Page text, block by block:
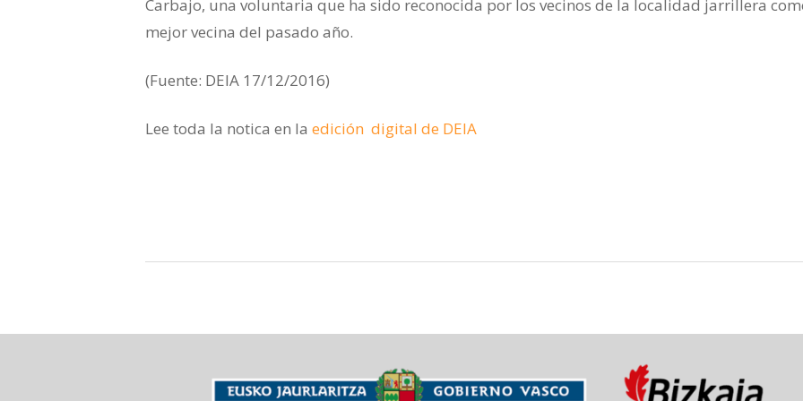
Carbajo, una voluntaria que ha sido reconocida por los vecinos de la localidad jarrillera
mejor vecina del pasado año.
(Fuente: DEIA 17/12/2016)
Lee toda la notica en la edición digital de DEIA